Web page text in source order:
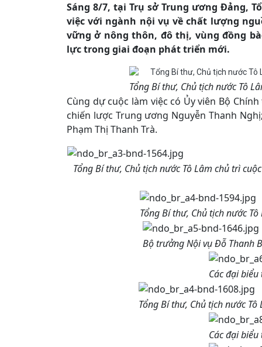
Sáng 8/7, tại Trụ sở Trung ương Đảng,
việc với ngành nội vụ về chất lượng
vững ở nông thôn, đô thị, vùng đồng
lực trong giai đoạn phát triển mới.
Tổng Bí thư, Chủ tịch nước Tô
Cùng dự cuộc làm việc có Ủy viên Bộ
chiến lược Trung ương Nguyễn Thanh
Phạm Thị Thanh Trà.
Tổng Bí thư, Chủ tịch nước Tô Lâm chủ trì
Tổng Bí thư, Chủ tịch nước
Bộ trưởng Nội vụ Đỗ Thanh
Các đại
Tổng Bí thư, Chủ tịch nước
Các đại